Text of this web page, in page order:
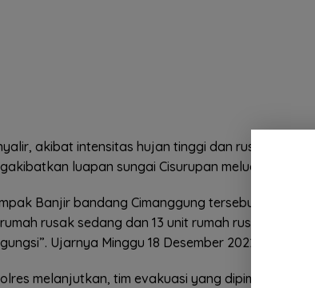
akibat intensitas hujan tinggi dan rusaknya
luapan sungai Cisurupan meluap.
Banjir bandang Cimanggung tersebut
rusak sedang dan 13 unit rumah rusak ringan,
Ujarnya Minggu 18 Desember 2022.
melanjutkan, tim evakuasi yang dipimpin oleh